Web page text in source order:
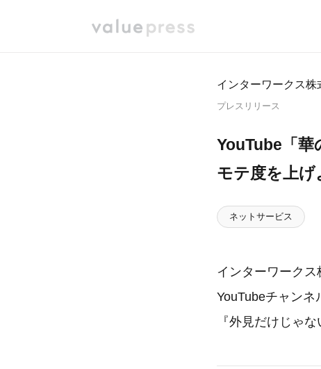
インターワークス株
プレスリリース
YouTube「華
モテ度を上げ
ネットサービス
インターワーク
YouTubeチャンネ
『外見だけじゃ